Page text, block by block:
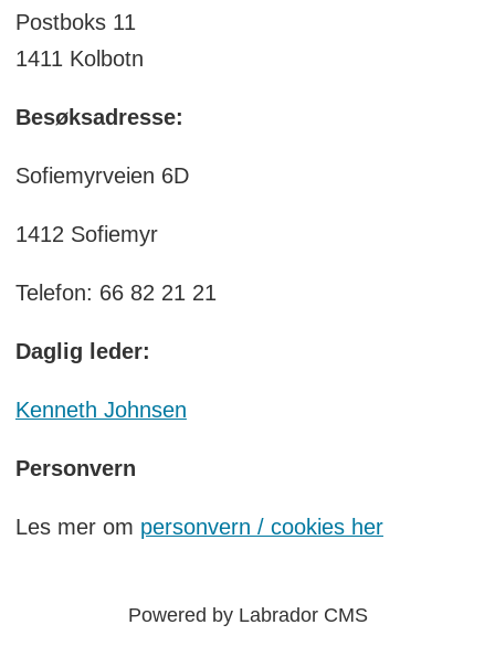
Postboks 11
1411 Kolbotn
Besøksadresse:
Sofiemyrveien 6D
1412 Sofiemyr
Telefon: 66 82 21 21
Daglig leder:
Kenneth Johnsen
Personvern
Les mer om personvern / cookies her
Powered by Labrador CMS